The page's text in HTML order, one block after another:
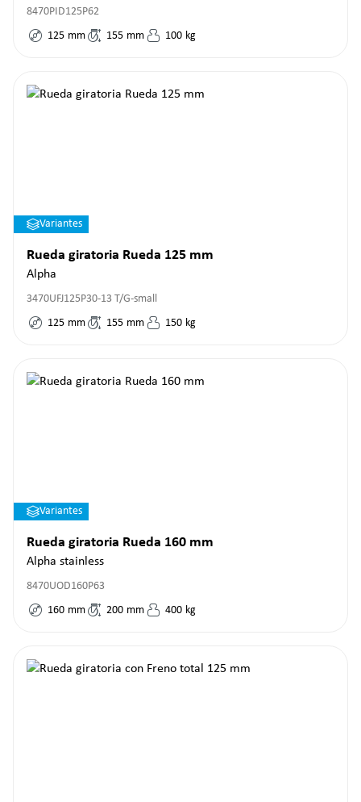
8470PID125P62
125 mm 155 mm 100 kg
Variantes
Rueda giratoria Rueda 125 mm
Alpha
3470UFJ125P30-13 T/G-small
125 mm 155 mm 150 kg
Variantes
Rueda giratoria Rueda 160 mm
Alpha stainless
8470UOD160P63
160 mm 200 mm 400 kg